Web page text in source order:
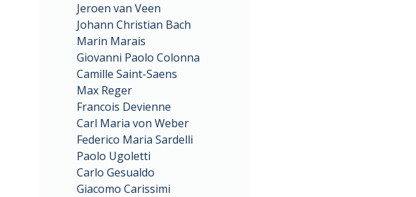
Jeroen van Veen
Johann Christian Bach
Marin Marais
Giovanni Paolo Colonna
Camille Saint-Saens
Max Reger
Francois Devienne
Carl Maria von Weber
Federico Maria Sardelli
Paolo Ugoletti
Carlo Gesualdo
Giacomo Carissimi